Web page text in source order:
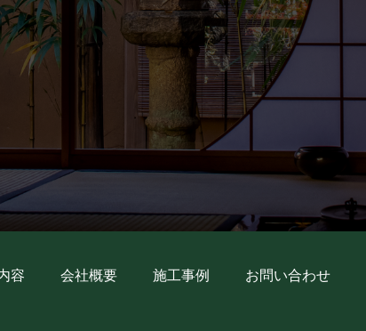
容 会社概要 施工事例 お問い合わせ